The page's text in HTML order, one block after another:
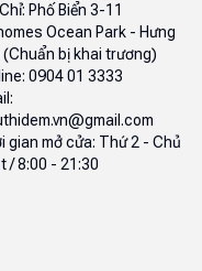
Phố Biển 3-11
Ocean Park - Hưng
(Chuẩn bị khai trương)
0904 01 3333
gian mở cửa: Thứ 2 - Chủ
/ 8:00 - 21:30